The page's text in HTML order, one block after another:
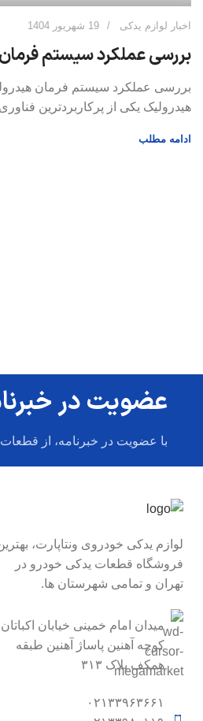
اخبار لوازم یدکی 19 شهریور 1404
بررسی عملکرد سیستم
بررسی عملکرد سیستم فرمان
هیدرولیک یکی از پرکاربردترین
ادامه مطلب
عضویت در
با عضویت در خبرنامه، از
لوازم یدکی خودروی ونتاپارت،
فروشگاه قطعات یدکی خودرو در
تهران و تمامی شهرستان ها.
میدان امام خمینی خیابان اکباتان
کوچه آهنین پاساژ آهنین طبقه
همکف پلاک ۳۱۳
۰۲۱۳۳۹۶۳۶۶۱